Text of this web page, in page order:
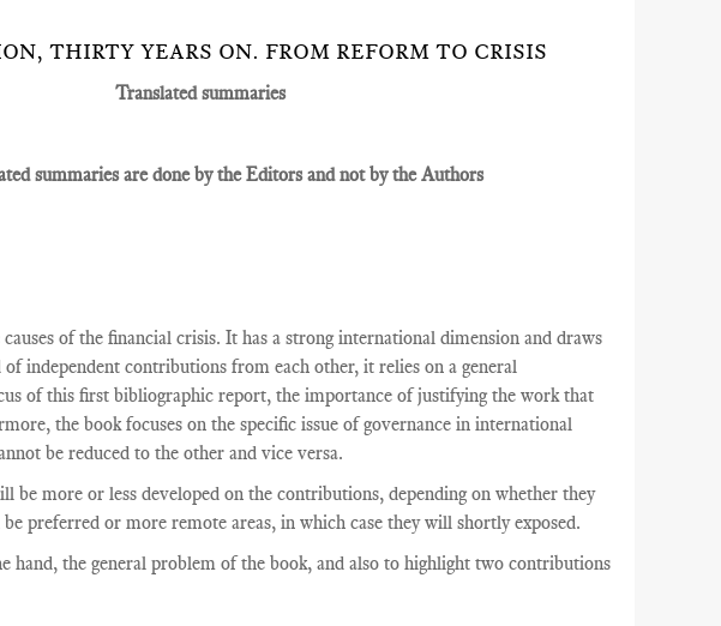
THIRTY YEARS ON. FROM REFORM TO CRISIS
Translated summaries
summaries are done by the Editors and not by the Authors
of the financial crisis. It has a strong international dimension and draws
independent contributions from each other, it relies on a general
of this first bibliographic report, the importance of justifying the work that
the book focuses on the specific issue of governance in international
be reduced to the other and vice versa.
more or less developed on the contributions, depending on whether they
preferred or more remote areas, in which case they will shortly exposed.
hand, the general problem of the book, and also to highlight two contributions